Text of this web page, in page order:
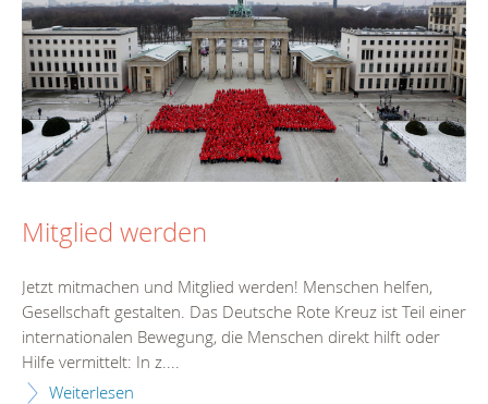
Mitglied werden
Jetzt mitmachen und Mitglied werden! Menschen helfen,
Gesellschaft gestalten. Das Deutsche Rote Kreuz ist Teil einer
internationalen Bewegung, die Menschen direkt hilft oder
Hilfe vermittelt: In z....
Weiterlesen